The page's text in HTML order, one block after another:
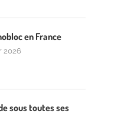
en France
2026
sous toutes ses